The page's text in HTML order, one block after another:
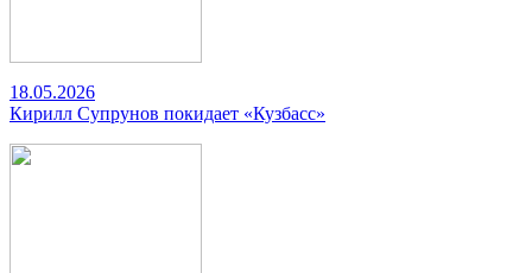
18.05.2026
Кирилл Супрунов покидает «Кузбасс»